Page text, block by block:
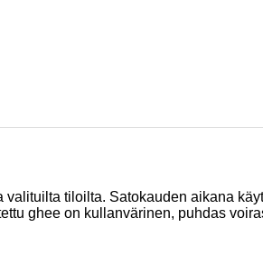
tiloilta. Satokauden aikana
ghee on kullanvärinen, puhdas